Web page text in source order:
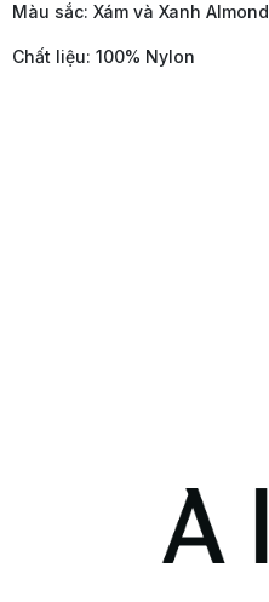
Màu sắc: Xám và Xanh Almond
Chất liệu: 100% Nylon